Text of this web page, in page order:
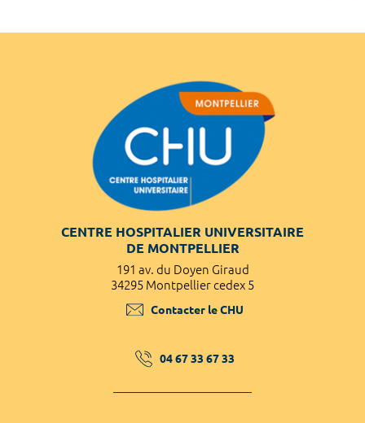
CENTRE HOSPITALIER UNIVERSITAIRE
DE MONTPELLIER
191 av. du Doyen Giraud
34295 Montpellier cedex 5
Contacter le CHU
04 67 33 67 33